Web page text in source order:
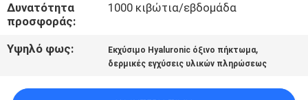
ΖΗΤΉΣΤΕ
ΜΙΑ
ΠΡΟΣΦΟΡΆ
Δυνατότητα
προσφοράς:
1000 κιβώτια/εβδομάδα
Υψηλό φως: Εκχύσιμο Hyaluronic όξινο πήκτωμα,
δερμικές εγχύσεις υλικών πληρώσεως